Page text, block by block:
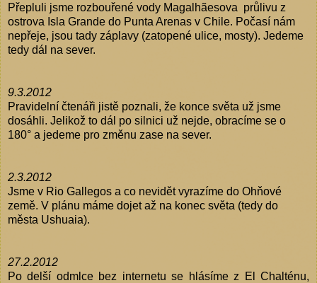
Přepluli jsme rozbouřené vody Magalhãesova průlivu z
ostrova Isla Grande do Punta Arenas v Chile. Počasí nám
nepřeje, jsou tady záplavy (zatopené ulice, mosty). Jedeme
tedy dál na sever.
9.3.2012
Pravidelní čtenáři jistě poznali, že konce světa už jsme
dosáhli. Jelikož to dál po silnici už nejde, obracíme se o
180° a jedeme pro změnu zase na sever.
2.3.2012
Jsme v Rio Gallegos a co nevidět vyrazíme do Ohňové
země. V plánu máme dojet až na konec světa (tedy do
města Ushuaia).
27.2.2012
Po delší odmlce bez internetu se hlásíme z El Chalténu,